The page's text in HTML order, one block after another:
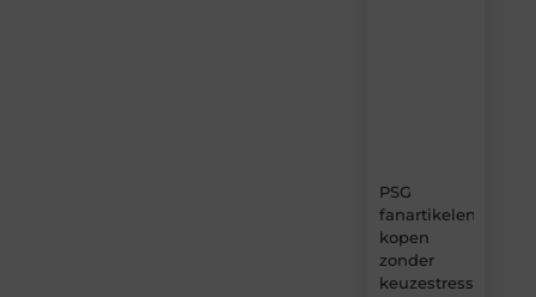
PSG
fanartikelen
kopen
zonder
keuzestress